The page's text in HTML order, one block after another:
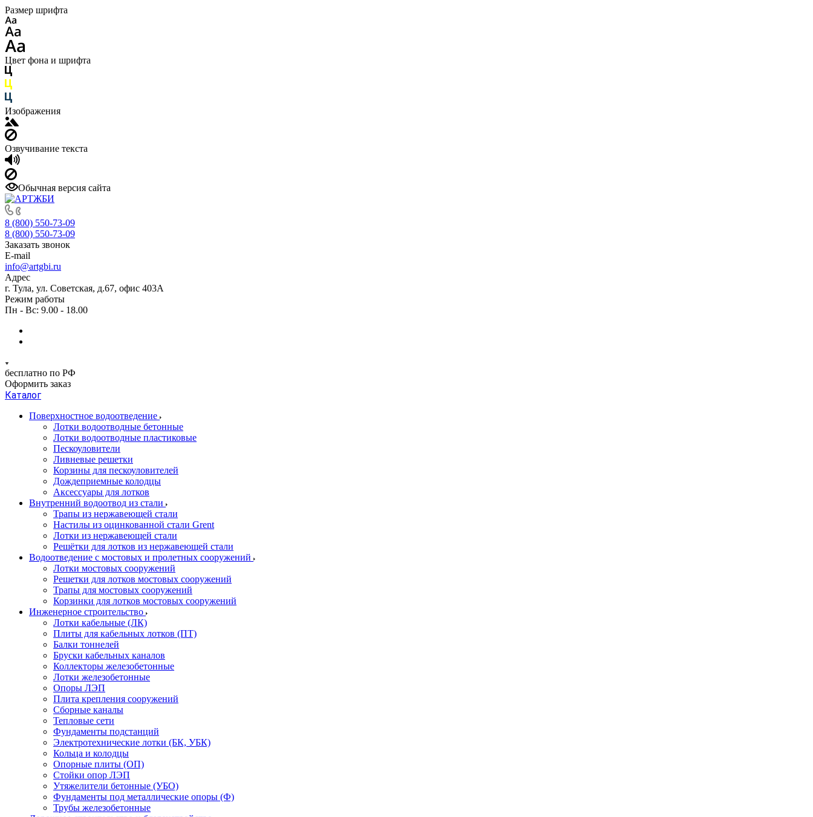
Размер шрифта
Цвет фона и шрифта
Изображения
Озвучивание текста
Обычная версия сайта
8 (800) 550-73-09
8 (800) 550-73-09
Заказать звонок
E-mail
info@artgbi.ru
Адрес
г. Тула, ул. Советская, д.67, офис 403А
Режим работы
Пн - Вс: 9.00 - 18.00
бесплатно по РФ
Оформить заказ
Каталог
Поверхностное водоотведение
Лотки водоотводные бетонные
Лотки водоотводные пластиковые
Пескоуловители
Ливневые решетки
Корзины для пескоуловителей
Дождеприемные колодцы
Аксессуары для лотков
Внутренний водоотвод из стали
Трапы из нержавеющей стали
Настилы из оцинкованной стали Grent
Лотки из нержавеющей стали
Решётки для лотков из нержавеющей стали
Водоотведение с мостовых и пролетных сооружений
Лотки мостовых сооружений
Решетки для лотков мостовых сооружений
Трапы для мостовых сооружений
Корзинки для лотков мостовых сооружений
Инженерное строительство
Лотки кабельные (ЛК)
Плиты для кабельных лотков (ПТ)
Балки тоннелей
Бруски кабельных каналов
Коллекторы железобетонные
Лотки железобетонные
Опоры ЛЭП
Плита крепления сооружений
Сборные каналы
Тепловые сети
Фундаменты подстанций
Электротехнические лотки (БК, УБК)
Кольца и колодцы
Опорные плиты (ОП)
Стойки опор ЛЭП
Утяжелители бетонные (УБО)
Фундаменты под металлические опоры (Ф)
Трубы железобетонные